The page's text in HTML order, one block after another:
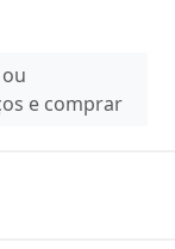
e comprar